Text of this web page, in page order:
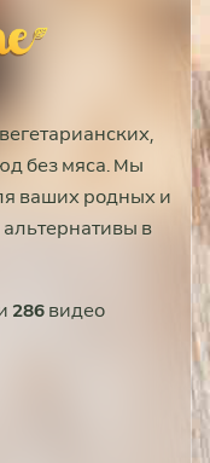
без мяса. Мы
ваших родных и
в
286 видео